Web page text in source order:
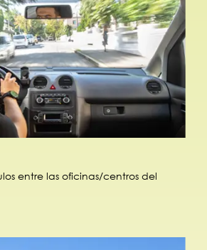
entre las oficinas/centros del